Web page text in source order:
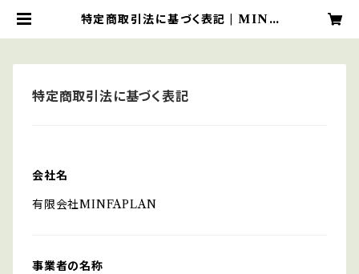
特定商取引法に基づく表記 | MINF
特定商取引法に基づく表記
会社名
有限会社MINFAPLAN
事業者の名称